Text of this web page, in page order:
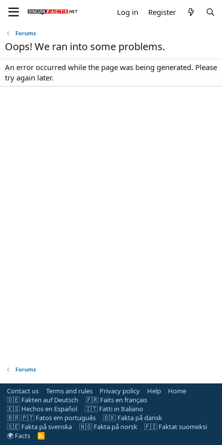
Log in Register
Forums
Oops! We ran into some problems.
An error occurred while the page was being generated. Please
try again later.
Forums
Contact us Terms and rules Privacy policy Help
Home
🇩🇪 Fakten auf Deutsch
🇫🇷 Faits en français
🇪🇸 Hechos en Español
🇮🇹 Fatti in Italiano
🇧🇷 🇵🇹 Fatos em português
🇩🇰 Fakta på dansk
🇸🇪 Fakta på svenska
🇳🇴 Fakta på norsk
🇫🇮 Faktat suomeksi
🌍 Facts
R